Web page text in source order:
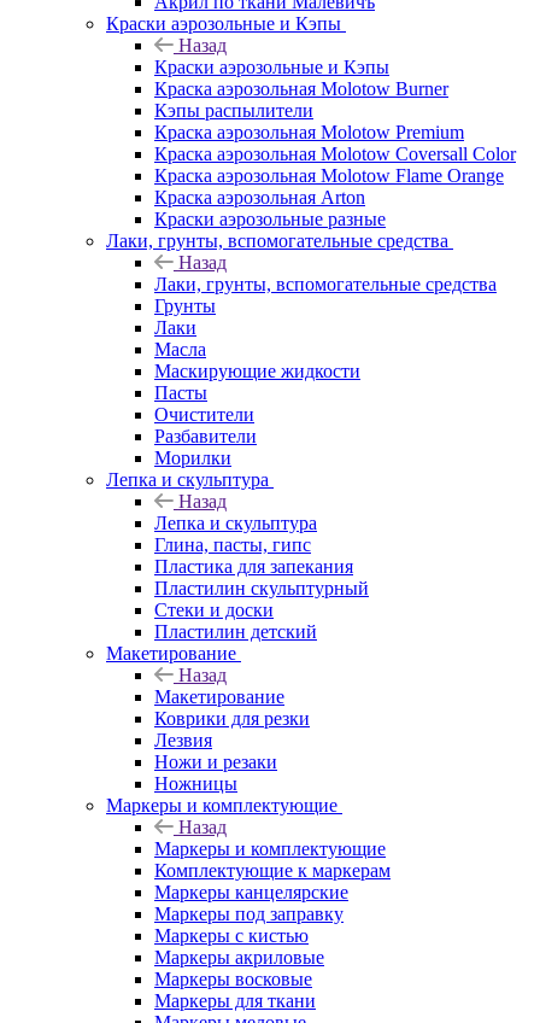
Краски аэрозольные и Кэпы
Назад
Краски аэрозольные и Кэпы
Краска аэрозольная Molotow Burner
Кэпы распылители
Краска аэрозольная Molotow Premium
Краска аэрозольная Molotow Coversall Color
Краска аэрозольная Molotow Flame Orange
Краска аэрозольная Arton
Краски аэрозольные разные
Лаки, грунты, вспомогательные средства
Назад
Лаки, грунты, вспомогательные средства
Грунты
Лаки
Масла
Маскирующие жидкости
Пасты
Очистители
Разбавители
Морилки
Лепка и скульптура
Назад
Лепка и скульптура
Глина, пасты, гипс
Пластика для запекания
Пластилин скульптурный
Стеки и доски
Пластилин детский
Макетирование
Назад
Макетирование
Коврики для резки
Лезвия
Ножи и резаки
Ножницы
Маркеры и комплектующие
Назад
Маркеры и комплектующие
Комплектующие к маркерам
Маркеры канцелярские
Маркеры под заправку
Маркеры с кистью
Маркеры акриловые
Маркеры восковые
Маркеры для ткани